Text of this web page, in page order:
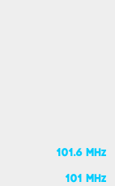
101.6 MHz
101 MHz